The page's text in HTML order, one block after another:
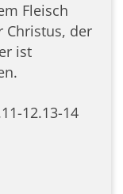
Fleisch
Christus, der
ist
12.13-14